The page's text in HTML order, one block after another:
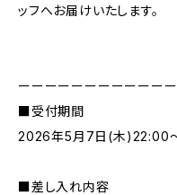
ッフへお届けいたします。
ーーーーーーーーーーー
■受付期間
2026年5月7日(木)22:00
■差し入れ内容